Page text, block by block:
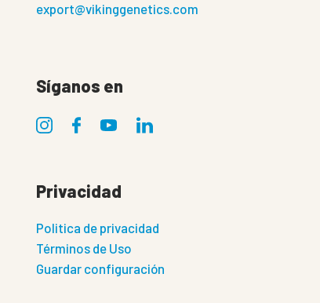
export@vikinggenetics.com
Síganos en
Privacidad
Politica de privacidad
Términos de Uso
Guardar configuración